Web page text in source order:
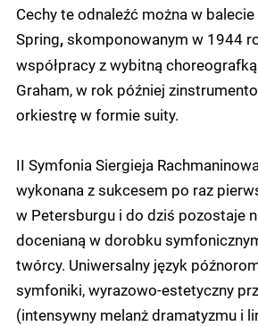
Cechy te odnaleźć można w
Spring,skomponowanym w 1944
współpracy z wybitną
Graham, w rok później
orkiestrę w formie suity.
II Symfonia Siergieja
wykonana z sukcesem po raz
w Petersburgu i do dziś pozostaje
docenianą w dorobku
twórcy. Uniwersalny język
symfoniki, wyrazowo-estetyczny
(intensywny melanż dramatyzmu i